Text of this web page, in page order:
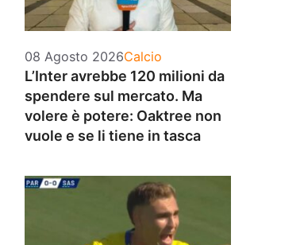
08 Agosto 2026Categorie
Calcio
L’Inter avrebbe 120 milioni da
spendere sul mercato. Ma
volere è potere: Oaktree non
vuole e se li tiene in tasca